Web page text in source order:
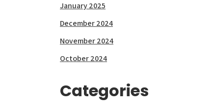
January 2025
December 2024
November 2024
October 2024
Categories